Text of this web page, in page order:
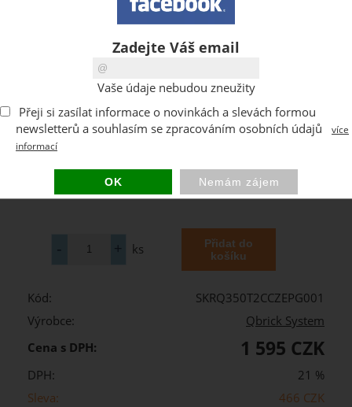
ks
Kód:
SKRQ350T2CCZEPG001
Výrobce:
Qbrick System
Cena s DPH:
1 595 CZK
DPH:
21 %
Sleva:
466 CZK
Zadejte Váš email
Vaše údaje nebudou zneužity
Přeji si zasílat informace o novinkách a slevách formou
newsletterů a souhlasím se zpracováním osobních údajů
více
informací